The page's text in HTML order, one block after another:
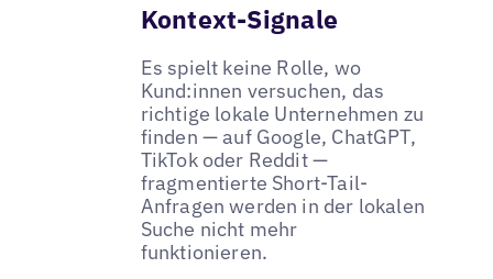
Kontext-Signale
Es spielt keine Rolle, wo
Kund:innen versuchen, das
richtige lokale Unternehmen zu
finden — auf Google, ChatGPT,
TikTok oder Reddit —
fragmentierte Short-Tail-
Anfragen werden in der lokalen
Suche nicht mehr
funktionieren.